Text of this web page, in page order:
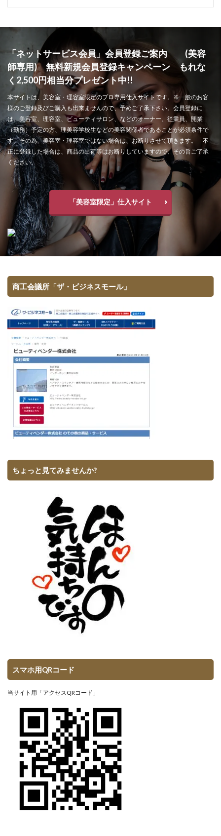
「ネットサービス会員」会員登録ご案内 (美容
師専用) 無料新規会員登録キャンペーン もれな
く2,500円相当分プレゼント中!!
本サイトは、美容室・理容室限定のプロ専用仕入サイトです。※一般のお客
様のご登録及びご購入も出来ませんので、予めご了承下さい。会員登録に
は、美容室、理容室、ビューティサロン、などのオーナー、従業員、開業
（勤務）予定の方、理美容学校生などの美容関係者であることが必須条件で
す。その為、美容室・理容室ではない場合は、お断りさせて頂きます。 不
正に登録した場合は、商品の出荷等はお断りしていますので、その旨ご了承
ください。
「美容室限定」仕入サイト
商工会議所「ザ・ビジネスモール」
ちょっと見てみませんか?
スマホ用QRコード
当サイト用「アクセスQRコード」